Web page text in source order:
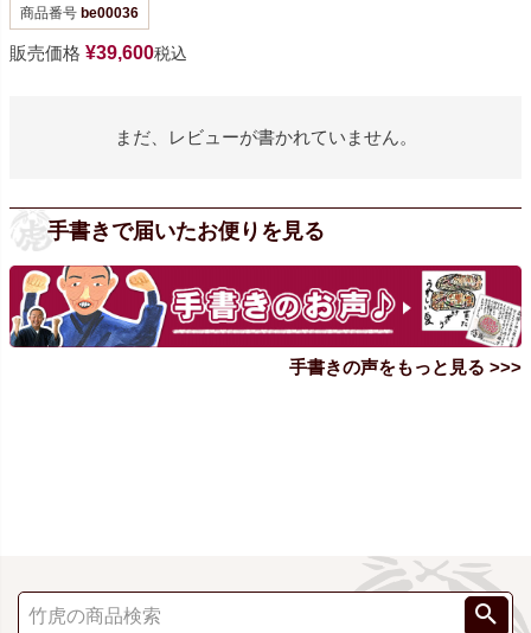
商品番号 be00036
販売価格 ¥39,600税込
まだ、レビューが書かれていません。
手書きで届いたお便りを見る
手書きの声をもっと見る >>>